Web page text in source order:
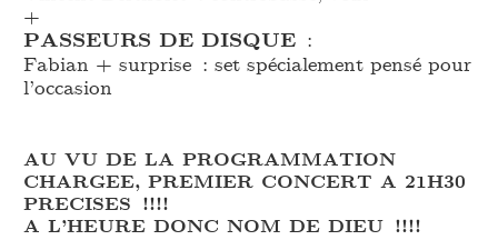
+
PASSEURS DE DISQUE :
Fabian + surprise : set spécialement pensé pour
l’occasion
AU VU DE LA PROGRAMMATION
CHARGEE, PREMIER CONCERT A 21H30
PRECISES !!!!
A L’HEURE DONC NOM DE DIEU !!!!